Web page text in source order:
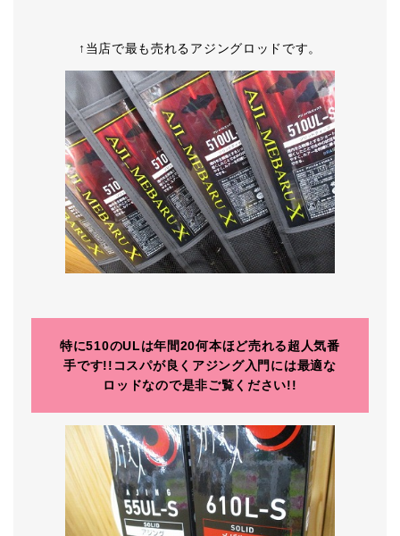
↑当店で最も売れるアジングロッドです。
特に510のULは年間20何本ほど売れる超人気番
手です!!コスパが良くアジング入門には最適な
ロッドなので是非ご覧ください!!